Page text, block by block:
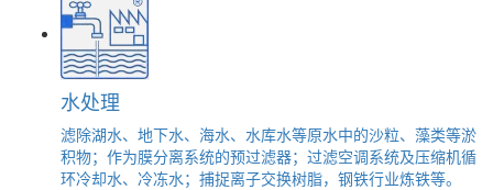
水处理
滤除湖水、地下水、海水、水库水等原水中的沙粒、藻类等淤
积物；作为膜分离系统的预过滤器；过滤空调系统及压缩机循
环冷却水、冷冻水；捕捉离子交换树脂，钢铁行业炼铁等。